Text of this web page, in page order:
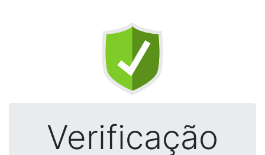
Verificação